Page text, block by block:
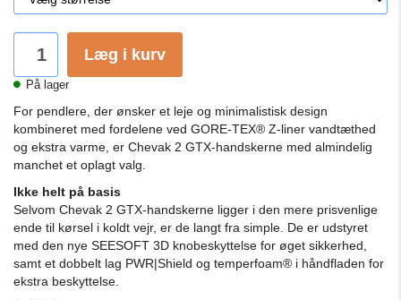
Læg i kurv
På lager
For pendlere, der ønsker et leje og minimalistisk design
kombineret med fordelene ved GORE-TEX® Z-liner vandtæthed
og ekstra varme, er Chevak 2 GTX-handskerne med almindelig
manchet et oplagt valg.
Ikke helt på basis
Selvom Chevak 2 GTX-handskerne ligger i den mere prisvenlige
ende til kørsel i koldt vejr, er de langt fra simple. De er udstyret
med den nye SEESOFT 3D knobeskyttelse for øget sikkerhed,
samt et dobbelt lag PWR|Shield og temperfoam® i håndfladen for
ekstra beskyttelse.